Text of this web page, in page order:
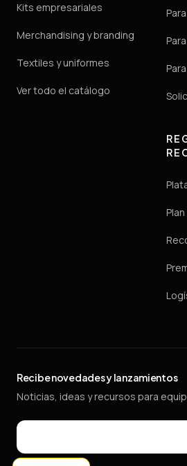
Kits empresariales
Merchandising y branding
Textiles y uniformes
Ver todo el catálogo
Recibe novedades y lanzamientos
Noticias, ideas y recursos para
Email